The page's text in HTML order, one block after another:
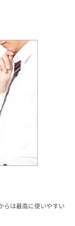
らは最高に使いやすい